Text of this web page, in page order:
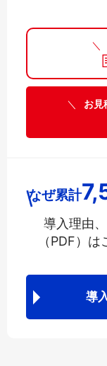
＼
＼ お見
なぜ累計
導入理由
（PDF）は
導